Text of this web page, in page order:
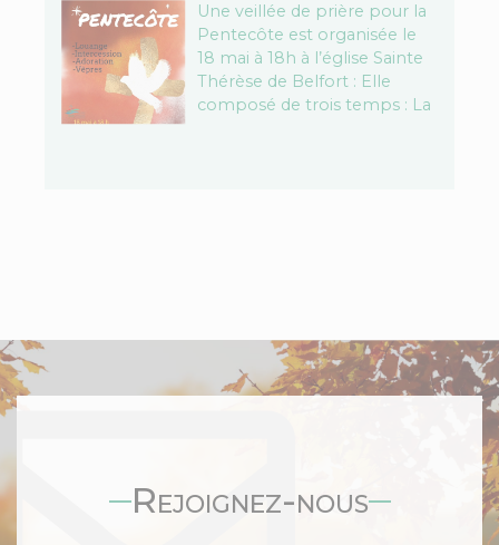
Une veillée de prière pour la
Pentecôte est organisée le
18 mai à 18h à l’église Sainte
Thérèse de Belfort : Elle
composé de trois temps : La
Rejoignez-nous